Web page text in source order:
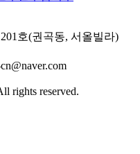
호(권곡동, 서올빌라)
rights reserved.